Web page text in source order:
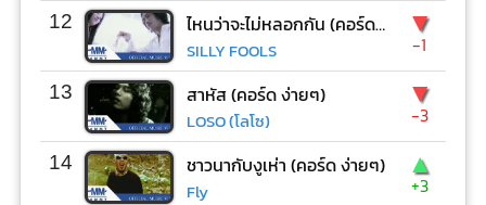
12 ไหนว่าจะไม่หลอกกัน (คอร์ด ง่ายๆ)
SILLY FOOLS
▼
-1
13 สาหัส (คอร์ด ง่ายๆ)
LOSO (โลโซ)
▼
-3
14 ชาวนากับงูเห่า (คอร์ด ง่ายๆ)
Fly
▲
+3